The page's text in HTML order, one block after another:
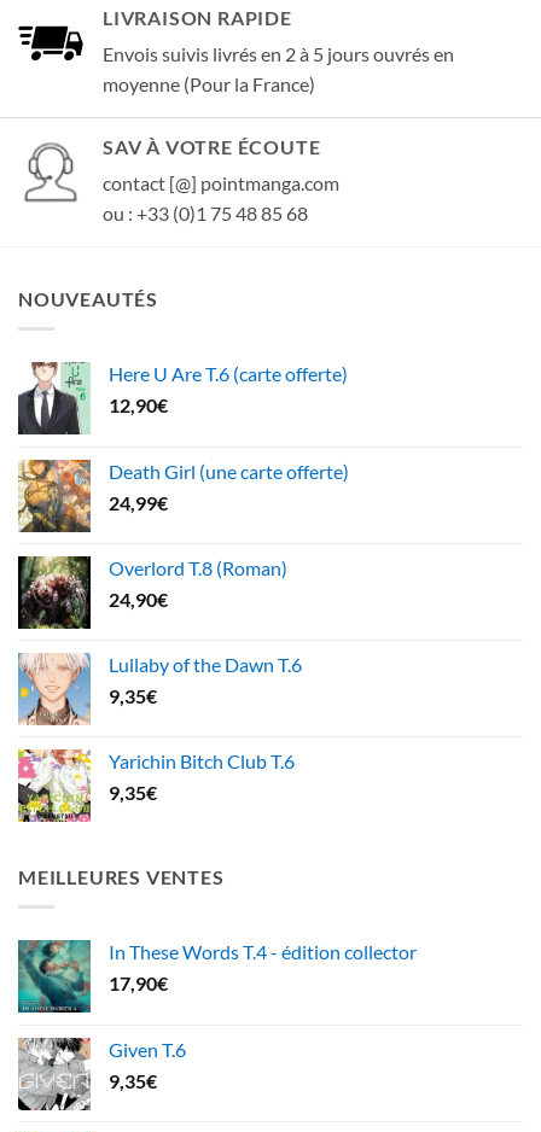
LIVRAISON RAPIDE
Envois suivis livrés en 2 à 5 jours ouvrés en
moyenne (Pour la France)
SAV À VOTRE ÉCOUTE
contact [@] pointmanga.com
ou : +33 (0)1 75 48 85 68
NOUVEAUTÉS
Here U Are T.6 (carte offerte)
12,90€
Death Girl (une carte offerte)
24,99€
Overlord T.8 (Roman)
24,90€
Lullaby of the Dawn T.6
9,35€
Yarichin Bitch Club T.6
9,35€
MEILLEURES VENTES
In These Words T.4 - édition collector
17,90€
Given T.6
9,35€